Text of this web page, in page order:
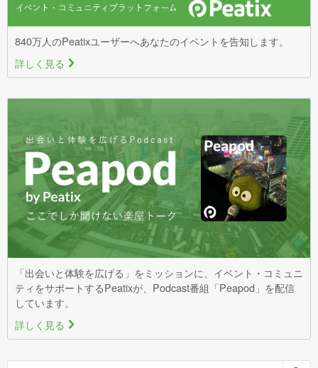
840万人のPeatixユーザーへあなたのイベントを告知します。
詳しく見る >
「出会いと体験を広げる」をミッションに、イベント・コミュニ
ティをサポートするPeatixが、Podcast番組「Peapod」を配信
しています。
詳しく見る >